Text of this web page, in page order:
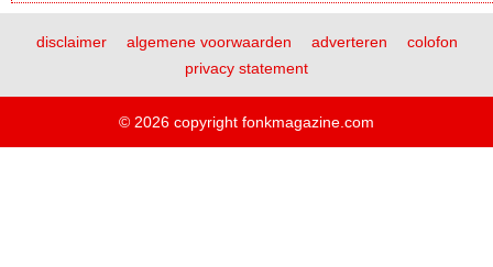
disclaimer algemene voorwaarden adverteren
colofon
privacy statement
© 2026 copyright fonkmagazine.com